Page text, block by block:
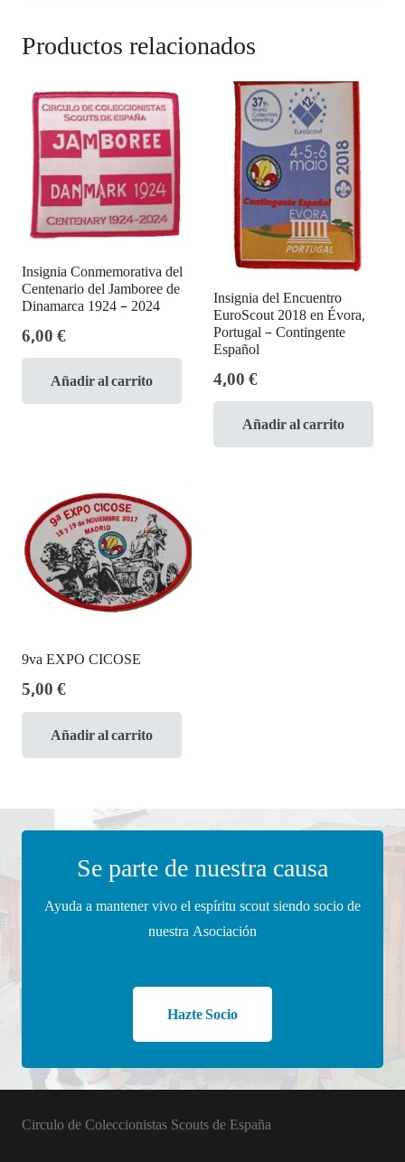
Productos relacionados
Insignia Conmemorativa del
Centenario del Jamboree de
Dinamarca 1924 – 2024
6,00€
Añadir al carrito
Insignia del Encuentro
EuroScout 2018 en Évora,
Portugal – Contingente
Español
4,00€
Añadir al carrito
9va EXPO CICOSE
5,00€
Añadir al carrito
Se parte de nuestra causa
Ayuda a mantener vivo el espíritu scout siendo socio de
nuestra Asociación
Hazte Socio
Circulo de Coleccionistas Scouts de España